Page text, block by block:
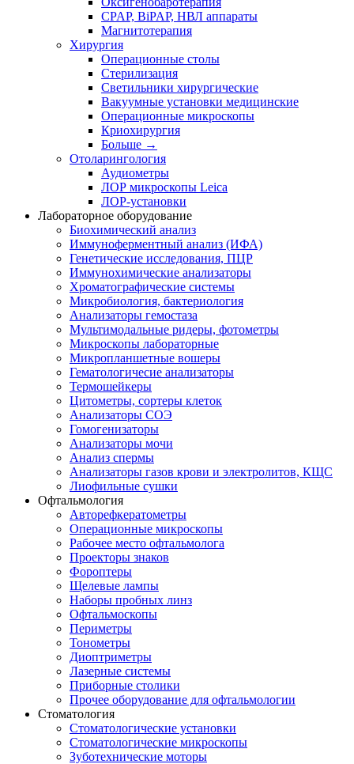
CPAP, BiPAP, НВЛ аппараты
Магнитотерапия
Хирургия
Операционные столы
Стерилизация
Светильники хирургические
Вакуумные установки медицинские
Операционные микроскопы
Криохирургия
Больше →
Отоларингология
Аудиометры
ЛОР микроскопы Leica
ЛОР-установки
Лабораторное оборудование
Биохимический анализ
Иммуноферментный анализ (ИФА)
Генетические исследования, ПЦР
Иммунохимические анализаторы
Хроматографические системы
Микробиология, бактериология
Анализаторы гемостаза
Мультимодальные ридеры, фотометры
Микроскопы лабораторные
Микропланшетные вошеры
Гематологичесие анализаторы
Термошейкеры
Цитометры, сортеры клеток
Анализаторы СОЭ
Гомогенизаторы
Анализаторы мочи
Анализ спермы
Анализаторы газов крови и электролитов, КЩС
Лиофильные сушки
Офтальмология
Авторефкератометры
Операционные микроскопы
Рабочее место офтальмолога
Проекторы знаков
Фороптеры
Щелевые лампы
Наборы пробных линз
Офтальмоскопы
Периметры
Тонометры
Диоптриметры
Лазерные системы
Приборные столики
Прочее оборудование для офтальмологии
Стоматология
Стоматологические установки
Стоматологические микроскопы
Зуботехнические моторы